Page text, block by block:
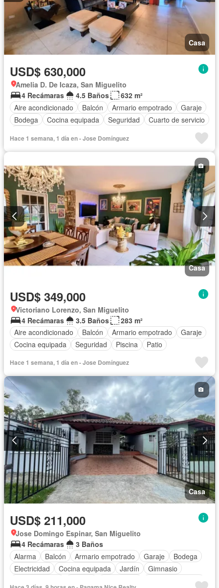
Casa
USD$ 630,000
Amelia D. De Icaza, San Miguelito
4 Recámaras
4.5 Baños
632 m²
Aire acondicionado
Balcón Armario empotrado
Garaje
Bodega
Cocina equipada Seguridad
Cuarto de servicio
Hace 1 semana, 1 día en - Jose Domínguez
Casa
USD$ 349,000
Victoriano Lorenzo, San Miguelito
4 Recámaras
3.5 Baños
283 m²
Aire acondicionado
Balcón Armario empotrado
Garaje
Cocina equipada
Seguridad Piscina Patio
Hace 1 semana, 1 día en - Jose Domínguez
Casa
USD$ 211,000
Jose Domingo Espinar, San Miguelito
4 Recámaras
3 Baños
Alarma
Balcón Armario empotrado Garaje
Bodega
Electricidad
Cocina equipada Jardín
Gimnasio
Vista panorámica